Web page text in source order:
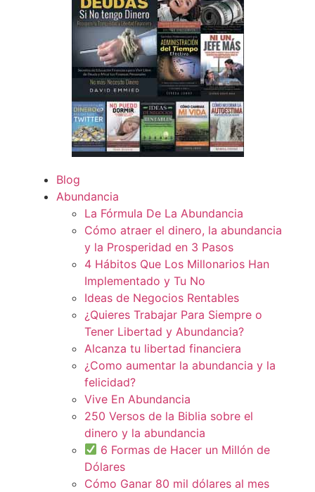
Blog
Abundancia
La Fórmula De La Abundancia
Cómo atraer el dinero, la abundancia
y la Prosperidad en 3 Pasos
4 Hábitos Que Los Millonarios Han
Implementado y Tu No
Ideas de Negocios Rentables
¿Quieres Trabajar Para Siempre o
Tener Libertad y Abundancia?
Alcanza tu libertad financiera
¿Como aumentar la abundancia y la
felicidad?
Vive En Abundancia
250 Versos de la Biblia sobre el
dinero y la abundancia
6 Formas de Hacer un Millón de
Dólares
Cómo Ganar 80 mil dólares al mes